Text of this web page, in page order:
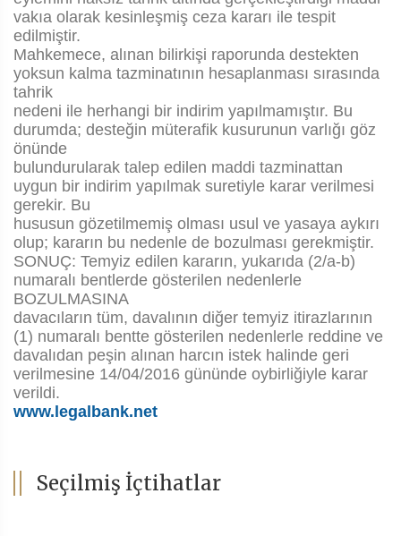
vakıa olarak kesinleşmiş ceza kararı ile tespit
edilmiştir.
Mahkemece, alınan bilirkişi raporunda destekten
yoksun kalma tazminatının hesaplanması sırasında
tahrik
nedeni ile herhangi bir indirim yapılmamıştır. Bu
durumda; desteğin müterafik kusurunun varlığı göz
önünde
bulundurularak talep edilen maddi tazminattan
uygun bir indirim yapılmak suretiyle karar verilmesi
gerekir. Bu
hususun gözetilmemiş olması usul ve yasaya aykırı
olup; kararın bu nedenle de bozulması gerekmiştir.
SONUÇ: Temyiz edilen kararın, yukarıda (2/a-b)
numaralı bentlerde gösterilen nedenlerle
BOZULMASINA
davacıların tüm, davalının diğer temyiz itirazlarının
(1) numaralı bentte gösterilen nedenlerle reddine ve
davalıdan peşin alınan harcın istek halinde geri
verilmesine 14/04/2016 gününde oybirliğiyle karar
verildi.
www.legalbank.net
Seçilmiş İçtihatlar